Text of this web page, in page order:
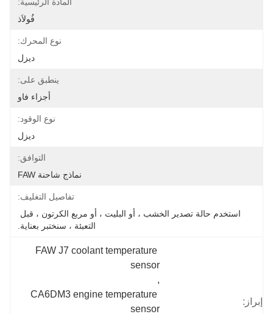
فُولاَذ
نوع المحرك:
ديزل
ينطبق على:
أجزاء فاو
نوع الوقود:
ديزل
التوافق:
نماذج شاحنة FAW
تفاصيل التغليف:
التعبئة ، سنختبر بعناية.
إبراز:
FAW J7 coolant temperature
sensor
,
CA6DM3 engine temperature
sensor